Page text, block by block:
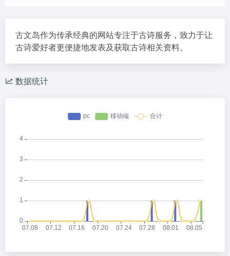
古文岛作为传承经典的网站专注于古诗服务，致力于让
古诗爱好者更便捷地发表及获取古诗相关资料。
数据统计